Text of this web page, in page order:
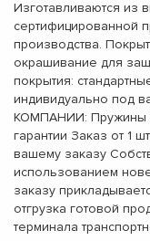
Изготавливаются из
сертифицированной
производства.
окрашивание для
покрытия:
индивидуально под
КОМПАНИИ: Пружины
гарантии Заказ от 1
вашему заказу
использованием
заказу
отгрузка готовой
терминала